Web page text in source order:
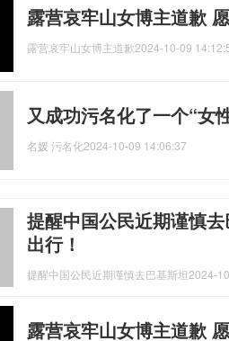
露营哀牢山女博主道歉
露营哀牢山女博主道歉2024-10-09
又成功污名化了一个“女
名媛 污名化2024-10-09 14:06:37
提醒中国公民近期谨慎
出行！
提醒中国公民近期谨慎去巴基斯坦2024-
露营哀牢山女博主道歉